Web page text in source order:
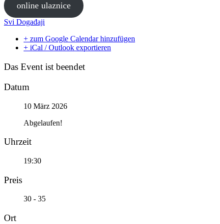
online ulaznice
Svi Događaji
+ zum Google Calendar hinzufügen
+ iCal / Outlook exportieren
Das Event ist beendet
Datum
10 März 2026
Abgelaufen!
Uhrzeit
19:30
Preis
30 - 35
Ort